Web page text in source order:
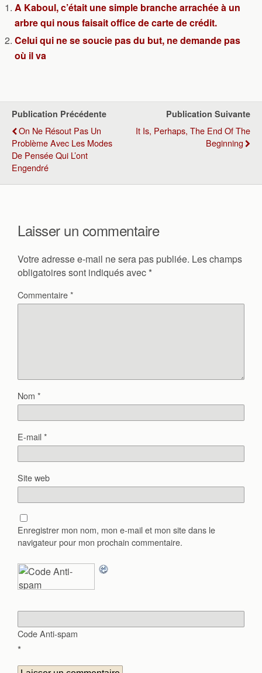
A Kaboul, c’était une simple branche arrachée à un
arbre qui nous faisait office de carte de crédit.
Celui qui ne se soucie pas du but, ne demande pas
où il va
Publication Précédente
On Ne Résout Pas Un
Problème Avec Les Modes
De Pensée Qui L’ont
Engendré
Publication Suivante
It Is, Perhaps, The End Of The
Beginning
Laisser un commentaire
Votre adresse e-mail ne sera pas publiée. Les champs
obligatoires sont indiqués avec *
Commentaire*
Nom *
E-mail*
Site web
Enregistrer mon nom, mon e-mail et mon site dans le
navigateur pour mon prochain commentaire.
Code Anti-spam
*